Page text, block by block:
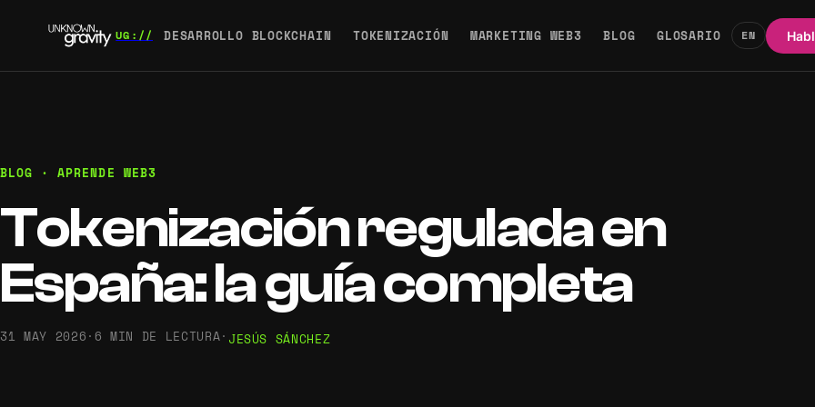
DESARROLLO BLOCKCHAIN TOKENIZACIÓN MARKETING WEB3 BLOG GLOSARIO EN
BLOG · APRENDE WEB3
Tokenización regulada en
España: la guía completa
31 MAY 2026 · 6 MIN DE LECTURA· JESÚS SÁNCHEZ